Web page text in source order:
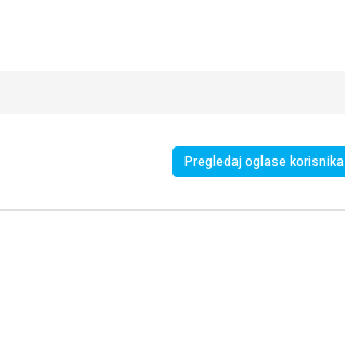
Pregledaj oglase korisnika